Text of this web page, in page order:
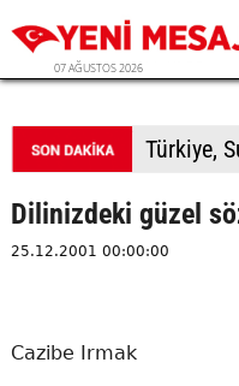
07 AĞUSTOS 2026
Dilinizdeki güzel
25.12.2001 00:00:00
Cazibe Irmak